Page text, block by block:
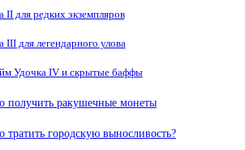
II для редких экземпляров
III для легендарного улова
Удочка IV и скрытые баффы
получить ракушечные монеты
тратить городскую выносливость?